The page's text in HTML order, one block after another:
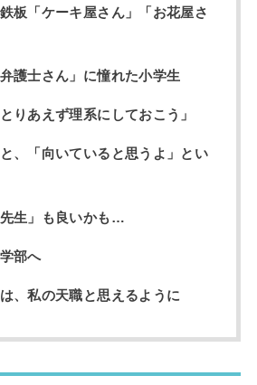
板「ケーキ屋さん」「お花屋さ
護士さん」に憧れた小学生
りあえず理系にしておこう」
、「向いていると思うよ」とい
生」も良いかも…
部へ
、私の天職と思えるように